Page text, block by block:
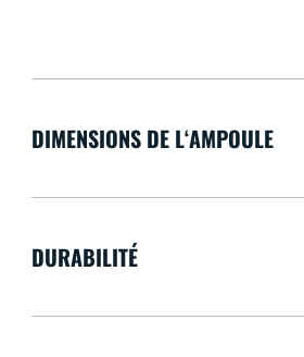
DIMENSIONS DE L‘AMPOULE
DURABILITÉ